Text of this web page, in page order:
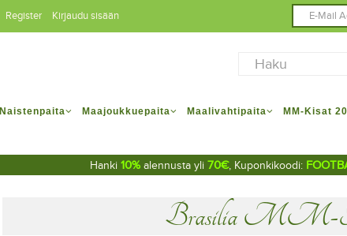
Register Kirjaudu sisään
Naistenpaita Maajoukkuepaita Maalivahtipaita MM-Kisat
Hanki 10% alennusta yli 70€, Kuponkikoodi:
Brasilia MM-